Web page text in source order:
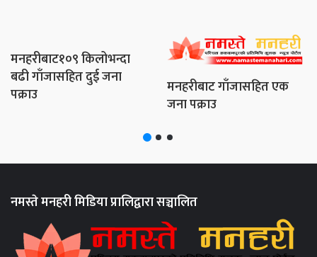
मनहरीबाट१०९ किलोभन्दा
बढी गाँजासहित दुई जना
पक्राउ
मनहरीबाट गाँजासहित एक
जना पक्राउ
नमस्ते मनहरी मिडिया प्रालिद्वारा सञ्चालित